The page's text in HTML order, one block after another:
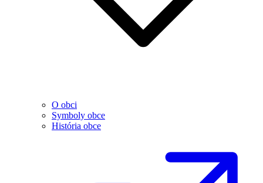
O obci
Symboly obce
História obce